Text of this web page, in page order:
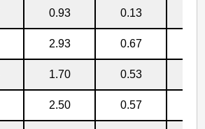
0.93 0.13
2.93 0.67
1.70 0.53
2.50 0.57